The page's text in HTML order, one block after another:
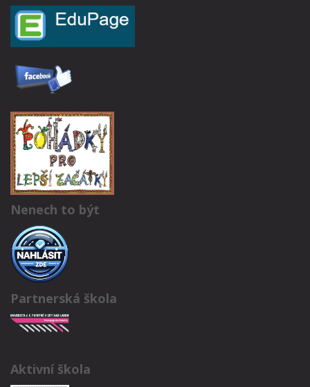
Nenech to být
Partnerská škola
Aktivní škola